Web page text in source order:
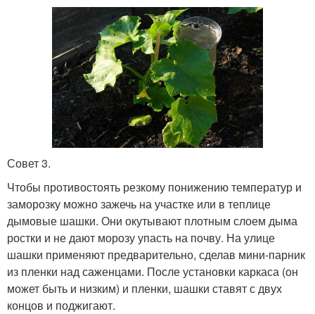
Совет 3.
Чтобы противостоять резкому понижению температур и
заморозку можно зажечь на участке или в теплице
дымовые шашки. Они окутывают плотным слоем дыма
ростки и не дают морозу упасть на почву. На улице
шашки применяют предварительно, сделав мини-парник
из пленки над саженцами. После установки каркаса (он
может быть и низким) и пленки, шашки ставят с двух
концов и поджигают.